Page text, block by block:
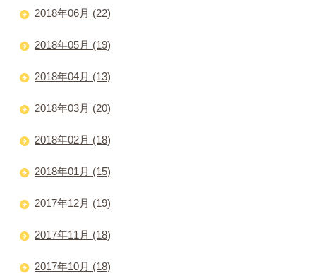
2018年06月 (22)
2018年05月 (19)
2018年04月 (13)
2018年03月 (20)
2018年02月 (18)
2018年01月 (15)
2017年12月 (19)
2017年11月 (18)
2017年10月 (18)